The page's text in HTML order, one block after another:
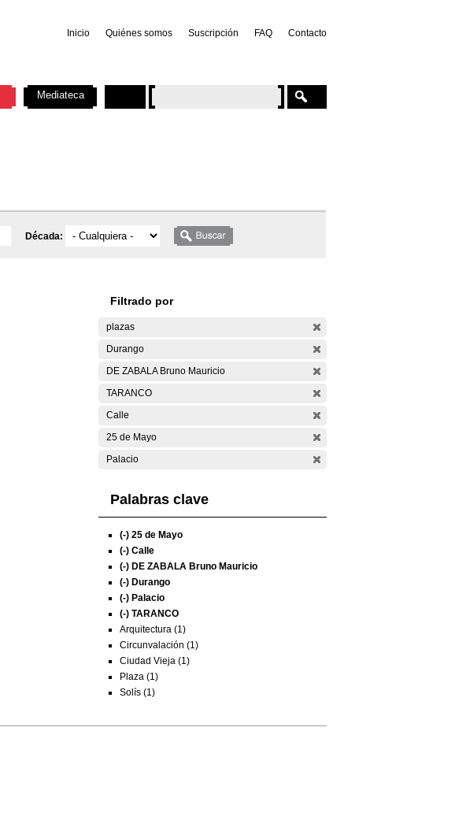
Inicio Quiénes somos Suscripción FAQ Contacto
Década:
Filtrado por
plazas
Durango
DE ZABALA Bruno Mauricio
TARANCO
Calle
25 de Mayo
Palacio
Palabras clave
(-) 25 de Mayo
(-) Calle
(-) DE ZABALA Bruno Mauricio
(-) Durango
(-) Palacio
(-) TARANCO
Arquitectura (1)
Circunvalación (1)
Ciudad Vieja (1)
Plaza (1)
Solís (1)
Mediateca